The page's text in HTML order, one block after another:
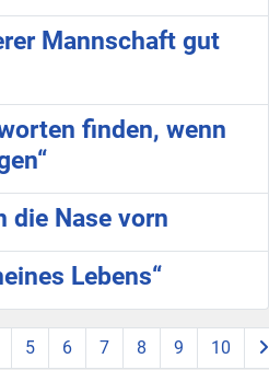
Mannschaft gut
finden, wenn
die Nase vorn
Lebens“
Seite 1 von 41
5 6 7 8 9 10